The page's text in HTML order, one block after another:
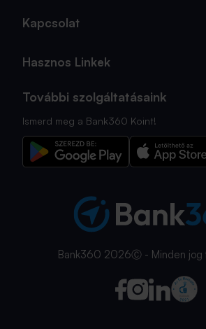
Kapcsolat
Hasznos Linkek
További szolgáltatásaink
Ismerd meg a Bank360 Koint!
Bank360 2026Ⓒ - Minden jog